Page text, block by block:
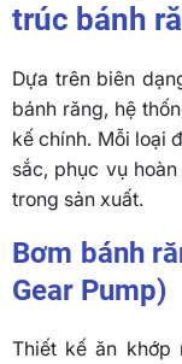
trúc bánh
Dựa trên biên
bánh răng, hệ
kế chính. Mỗi loại
sắc, phục vụ
trong sản xuất.
Bơm bánh
Gear Pump)
Thiết kế ăn khớp